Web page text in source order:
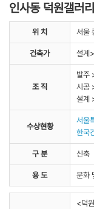
인사동 덕원갤러리
위 치 서울
건축가 설계
조 직
발주
시공
설계
수상현황
서울
한국
구 분 신축
용 도 문화
<덕